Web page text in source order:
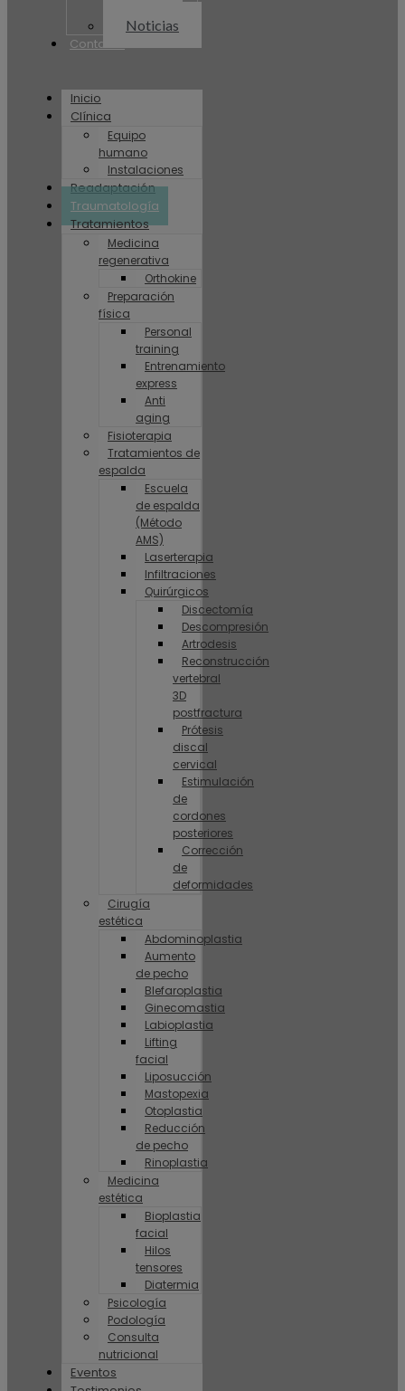
Noticias
Contacto
Inicio
Clínica
Equipo
humano
Instalaciones
Readaptación
Traumatología
Tratamientos
Medicina
regenerativa
Orthokine
Preparación
física
Personal
training
Entrenamiento
express
Anti
aging
Fisioterapia
Tratamientos de
espalda
Escuela
de espalda
(Método
AMS)
Laserterapia
Infiltraciones
Quirúrgicos
Discectomía
Descompresión
Artrodesis
Reconstrucción
vertebral
3D
postfractura
Prótesis
discal
cervical
Estimulación
de
cordones
posteriores
Corrección
de
deformidades
Cirugía
estética
Abdominoplastia
Aumento
de pecho
Blefaroplastia
Ginecomastia
Labioplastia
Lifting
facial
Liposucción
Mastopexia
Otoplastia
Reducción
de pecho
Rinoplastia
Medicina
estética
Bioplastia
facial
Hilos
tensores
Diatermia
Psicología
Podología
Consulta
nutricional
Eventos